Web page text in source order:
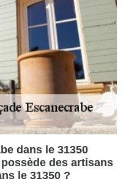
dans le 31350
des artisans
le 31350 ?